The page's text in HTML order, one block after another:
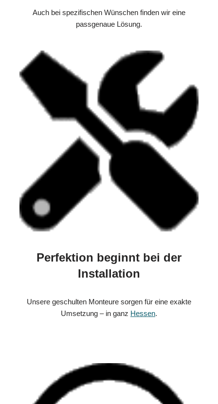
Auch bei spezifischen Wünschen finden wir eine
passgenaue Lösung.
Perfektion beginnt bei der
Installation
Unsere geschulten Monteure sorgen für eine exakte
Umsetzung – in ganz Hessen.